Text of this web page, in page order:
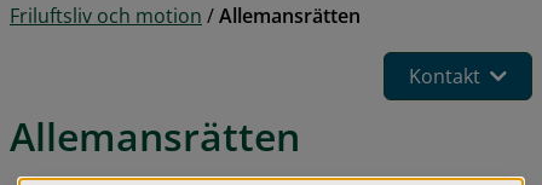
Friluftsliv och motion /Allemansrätten
Kontakt
Allemansrätten